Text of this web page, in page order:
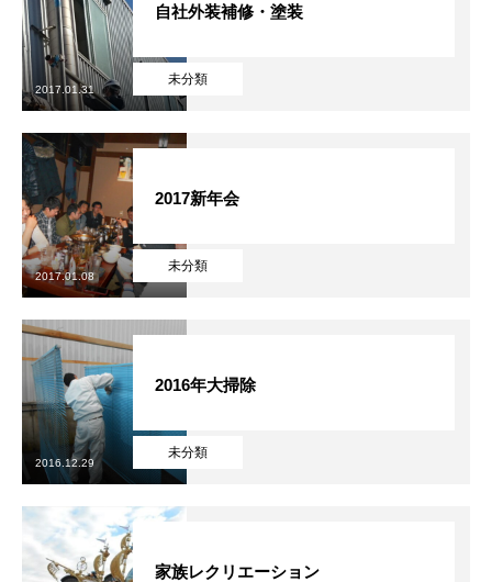
未分類
自社外装補修・塗装
2017.01.31
未分類
2017新年会
2017.01.08
未分類
2016年大掃除
2016.12.29
家族レクリエーション